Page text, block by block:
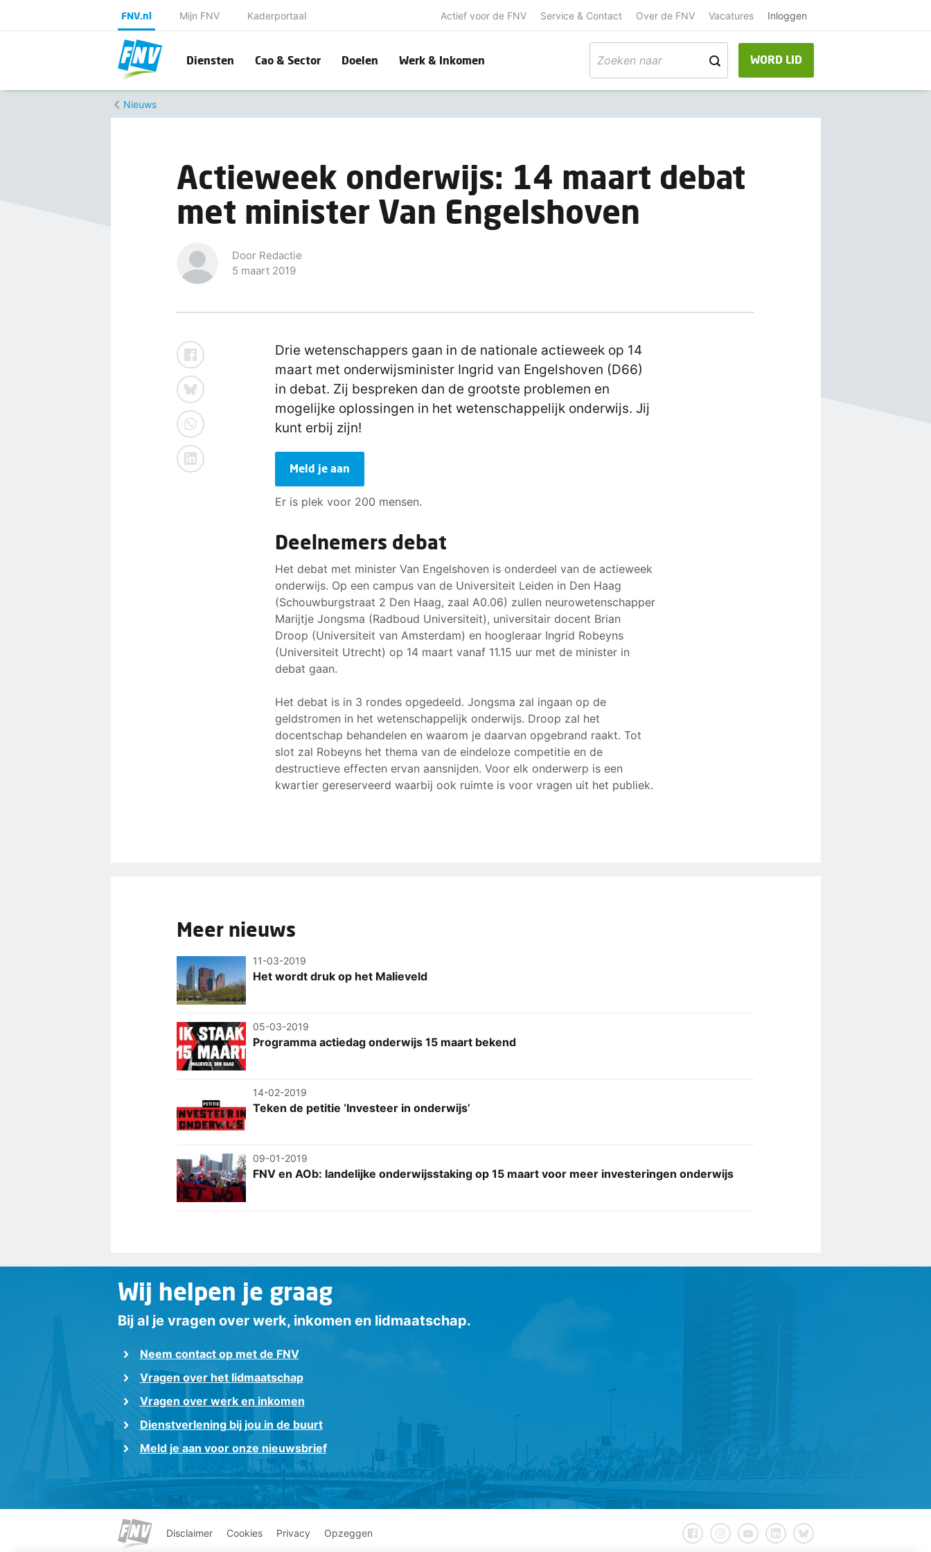
FNV.nl Mijn FNV Kaderportaal Actief voor de FNV Service & Contact Over de FNV Vacatures Inloggen
Diensten Cao & Sector Doelen Werk & Inkomen WORD LID
Nieuws
Actieweek onderwijs: 14 maart debat
met minister Van Engelshoven
Door Redactie
5 maart 2019
Drie wetenschappers gaan in de nationale actieweek op 14
maart met onderwijsminister Ingrid van Engelshoven (D66)
in debat. Zij bespreken dan de grootste problemen en
mogelijke oplossingen in het wetenschappelijk onderwijs. Jij
kunt erbij zijn!
Meld je aan
Er is plek voor 200 mensen.
Deelnemers debat
Het debat met minister Van Engelshoven is onderdeel van de actieweek
onderwijs. Op een campus van de Universiteit Leiden in Den Haag
(Schouwburgstraat 2 Den Haag, zaal A0.06) zullen neurowetenschapper
Marijtje Jongsma (Radboud Universiteit), universitair docent Brian
Droop (Universiteit van Amsterdam) en hoogleraar Ingrid Robeyns
(Universiteit Utrecht) op 14 maart vanaf 11.15 uur met de minister in
debat gaan.
Het debat is in 3 rondes opgedeeld. Jongsma zal ingaan op de
geldstromen in het wetenschappelijk onderwijs. Droop zal het
docentschap behandelen en waarom je daarvan opgebrand raakt. Tot
slot zal Robeyns het thema van de eindeloze competitie en de
destructieve effecten ervan aansnijden. Voor elk onderwerp is een
kwartier gereserveerd waarbij ook ruimte is voor vragen uit het publiek.
Meer nieuws
11-03-2019
Het wordt druk op het Malieveld
05-03-2019
Programma actiedag onderwijs 15 maart bekend
14-02-2019
Teken de petitie ‘Investeer in onderwijs’
09-01-2019
FNV en AOb: landelijke onderwijsstaking op 15 maart voor meer investeringen onderwijs
Wij helpen je graag
Bij al je vragen over werk, inkomen en lidmaatschap.
Neem contact op met de FNV
Vragen over het lidmaatschap
Vragen over werk en inkomen
Dienstverlening bij jou in de buurt
Meld je aan voor onze nieuwsbrief
Disclaimer Cookies Privacy Opzeggen